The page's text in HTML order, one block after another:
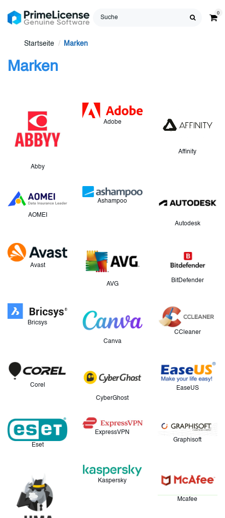
0
Startseite Marken
Marken
Abby
Adobe
Affinity
AOMEI
Ashampoo
Autodesk
Avast
AVG
BitDefender
Bricsys
Canva
CCleaner
Corel
CyberGhost
EaseUS
Eset
ExpressVPN
Graphisoft
Kaspersky
Mcafee